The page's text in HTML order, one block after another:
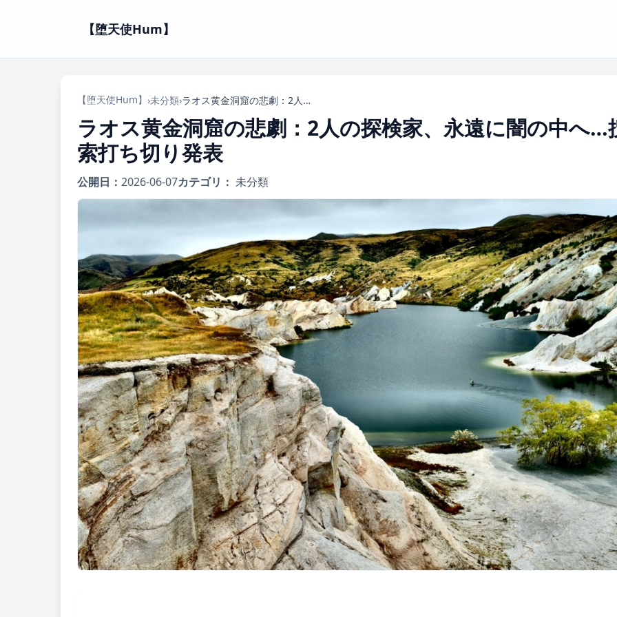
【堕天使Hum】
【堕天使Hum】 ›未分類› ラオス黄金洞窟の悲劇：2人の探検家、永遠に闇の中へ…捜索打ち切り発表
ラオス黄金洞窟の悲劇：2人の探検家、永遠に闇の中へ…
索打ち切り発表
公開日： 2026-06-07カテゴリ： 未分類